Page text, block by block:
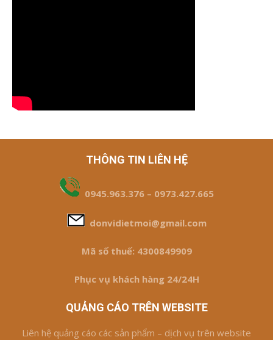
THÔNG TIN LIÊN HỆ
0945.963.376 – 0973.427.665
donvidietmoi@gmail.com
Mã số thuế: 4300849909
Phục vụ khách hàng 24/24H
QUẢNG CÁO TRÊN WEBSITE
Liên hệ quảng cáo các sản phẩm – dịch vụ trên website